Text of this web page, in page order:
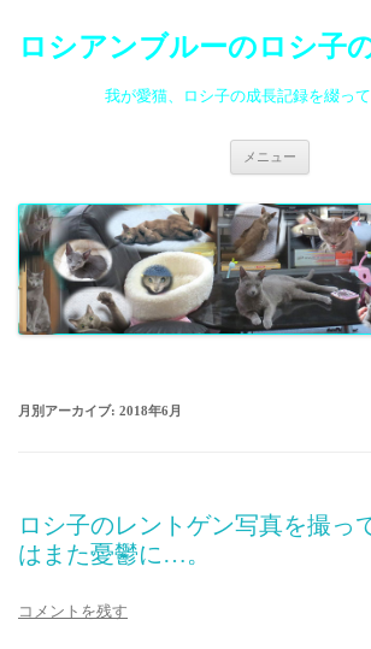
ロシアンブルーのロシ子
我が愛猫、ロシ子の成長記録を綴って
メニュー
ツ
へ
ス
キ
ッ
プ
月別アーカイブ: 2018年6月
ロシ子のレントゲン写真を撮っ
はまた憂鬱に…。
コメントを残す